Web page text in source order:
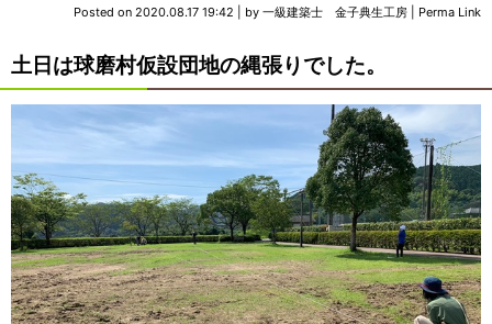
Posted on 2020.08.17 19:42 by 一級建築士 金子典生工房 Perma Link
土日は球磨村仮設団地の縄張りでした。